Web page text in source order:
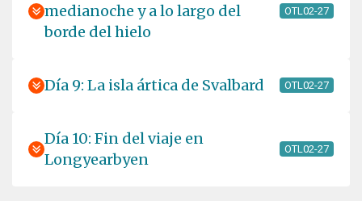
medianoche y a lo largo del
borde del hielo
OTL02-27
Día 9: La isla ártica de Svalbard OTL02-27
Día 10: Fin del viaje en
Longyearbyen
OTL02-27